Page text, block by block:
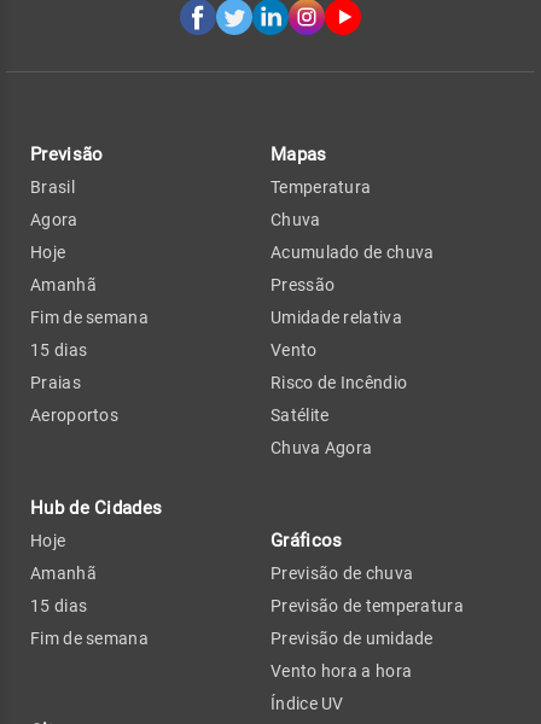
Previsão
Brasil
Agora
Hoje
Amanhã
Fim de semana
15 dias
Praias
Aeroportos
Hub de Cidades
Hoje
Amanhã
15 dias
Fim de semana
Mapas
Temperatura
Chuva
Acumulado de chuva
Pressão
Umidade relativa
Vento
Risco de Incêndio
Satélite
Chuva Agora
Gráficos
Previsão de chuva
Previsão de temperatura
Previsão de umidade
Vento hora a hora
Índice UV